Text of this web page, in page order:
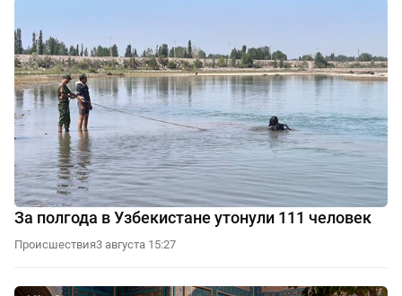
За полгода в Узбекистане утонули 111 человек
Происшествия3 августа 15:27